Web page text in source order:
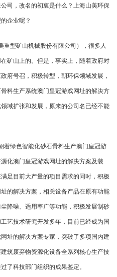
司，改名的初衷是什么？上海山美环保
企业呢？
重型矿山机械股份有限公司），很多人
矿山上的。但是，事实上，随着政府对
府号召，积极转型，朝环保领域发展，
料生产系统澳门皇冠游戏网址的解决方
域扩张和发展，原来的公司名已经不能
着绿色智能化砂石骨料生产澳门皇冠游
化澳门皇冠游戏网址的解决方案及装
足目前大产量的项目需求的同时，积极
的解决方案，相关设备产品在原有功能
降噪、适用率广等功能，积极发展制砂
艺技术研究开发多年，目前已经成为国
址的解决方案专家，突破了多项国内建
建筑废弃物资源化设备全系列核心生产技
了科技部门组织的成果鉴定。